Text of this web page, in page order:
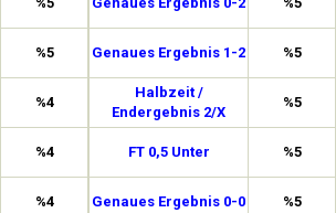
%5
%4
%4
%4
Genaues Ergebnis 1-2 %5
Halbzeit /
Endergebnis 2/X
%5
FT 0,5 Unter %5
Genaues Ergebnis 0-0 %5